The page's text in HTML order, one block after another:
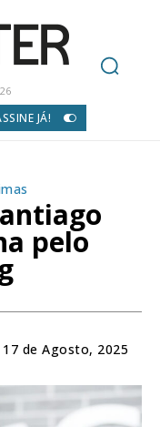
JÁ!
pelo
17 de Agosto, 2025